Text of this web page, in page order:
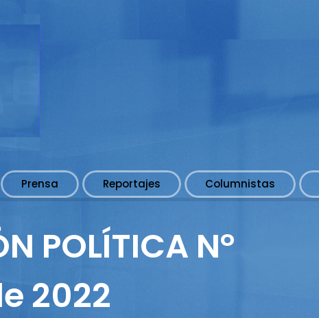
Prensa Reportajes Columnistas
POLÍTICA N°
2022